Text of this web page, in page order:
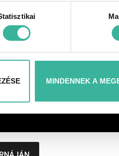
MINDENNEK A